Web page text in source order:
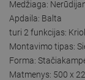
Medžiaga:
Apdaila: Balta
turi 2 funkcijas:
Montavimo tipas:
Forma:
Matmenys: 500 x